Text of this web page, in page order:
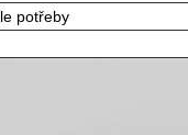
potřeby